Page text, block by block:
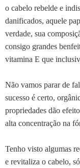
o cabelo rebelde e
danificados, aquele
verdade, sua
consigo grandes
vitamina E que
Não vamos parar de
sucesso é certo,
propriedades dão
alta concentração na
Tenho visto algumas
e revitaliza o cabelo,